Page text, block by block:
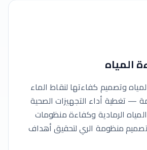
المياه
وتصميم كفاءتها لنقاط الماء
— تغطية أداء التجهيزات الصحية
الرمادية وكفاءة منظومات
منظومة الري لتحقيق أهداف